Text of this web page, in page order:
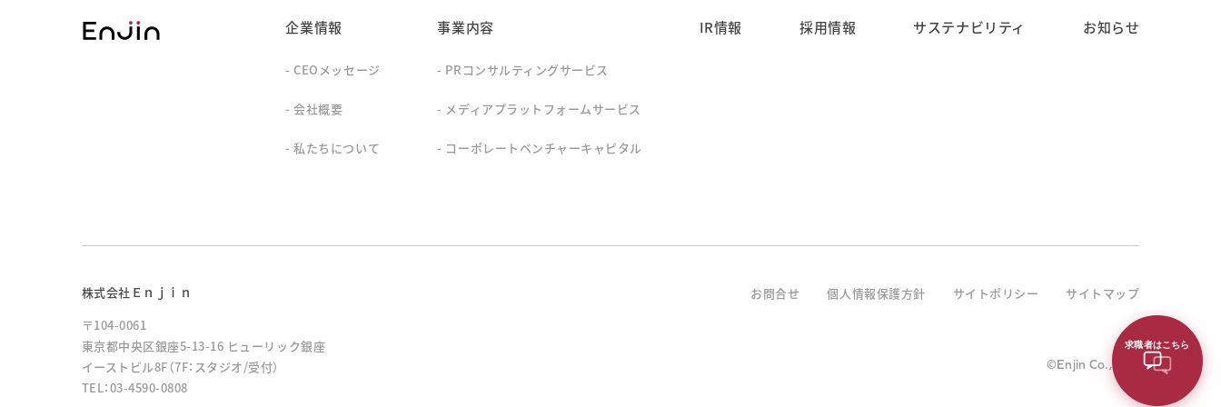
企業情報
CEOメッセージ
会社概要
私たちについて
事業内容
PRコンサルティングサービス
メディアプラットフォームサービス
コーポレートベンチャーキャピタル
IR情報 採用情報 サステナビリティ お知らせ
お問合せ 個人情報保護方針 サイトポリシー サイトマップ
株式会社Ｅｎｊｉｎ
〒104-0061
東京都中央区銀座5-13-16 ヒューリック銀座
イーストビル8F（7F：スタジオ/受付）
TEL：03-4590-0808
©Enjin Co., Ltd.
求職者はこちら